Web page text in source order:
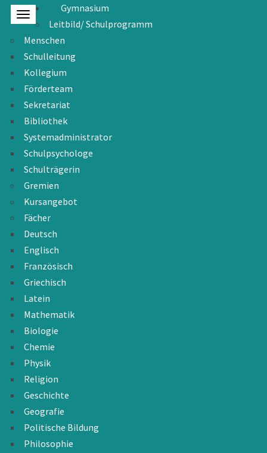
Gymnasium
Leitbild/ Schulprogramm
Menschen
Schulleitung
Kollegium
Förderteam
Sekretariat
Bibliothek
Systemadministrator
Schulpsychologe
Schulträgerin
Gremien
Kursangebot
Fächer
Deutsch
Englisch
Französisch
Griechisch
Latein
Mathematik
Biologie
Chemie
Physik
Religion
Geschichte
Geografie
Politische Bildung
Philosophie